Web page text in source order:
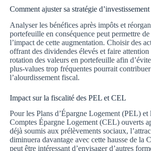
Comment ajuster sa stratégie
Analyser les bénéfices après impôts et
portefeuille en conséquence peut permettre
l’impact de cette augmentation. Choisir des
offrant des dividendes élevés et faire attention
rotation des valeurs en portefeuille afin
plus-values trop fréquentes pourrait
l’alourdissement fiscal.
Impact sur la fiscalité des PEL et CEL
Pour les Plans d’Épargne Logement (PEL) et
Comptes Épargne Logement (CEL) ouverts
déjà soumis aux prélèvements sociaux,
diminuera davantage avec cette hausse de la
peut être intéressant d’envisager d’autres